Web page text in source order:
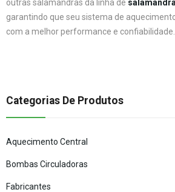
outras salamandras da linha de
garantindo que seu sistema de
com a melhor performance e confiabilidade.
Categorias De Produtos
Aquecimento Central
Bombas Circuladoras
Fabricantes